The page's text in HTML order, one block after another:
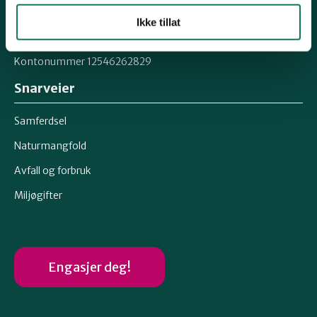
Ikke tillat
Organisasjonsnummer 871367132
Kontonummer 12546262829
Snarveier
Samferdsel
Naturmangfold
Avfall og forbruk
Miljøgifter
Engasjer deg!